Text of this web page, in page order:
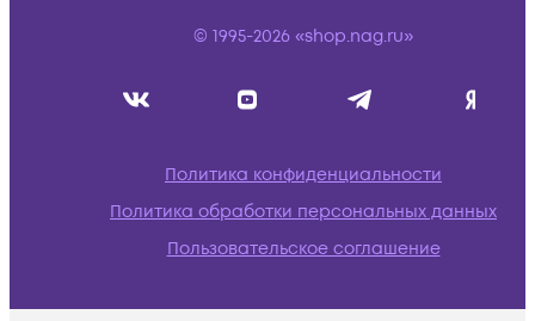
© 1995-2026 «shop.nag.ru»
Политика конфиденциальности
Политика обработки персональных данных
Пользовательское соглашение